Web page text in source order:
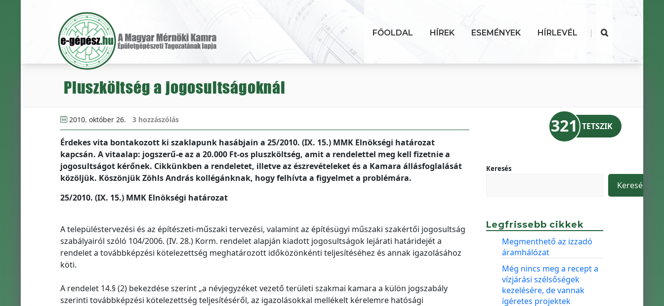
FŐOLDAL HÍREK ESEMÉNYEK HÍRLEVÉL |
Pluszköltség a jogosultságoknál
2010. október 26. 3 hozzászólás
Érdekes vita bontakozott ki szaklapunk hasábjain a 25/2010. (IX. 15.) MMK Elnökségi határozat
kapcsán. A vitaalap: jogszerű-e az a 20.000 Ft-os pluszköltség, amit a rendelettel meg kell fizetnie a
jogosultságot kérőnek. Cikkünkben a rendeletet, illetve az észrevételeket és a Kamara állásfoglalását
közöljük. Köszönjük Zöhls András kollégánknak, hogy felhívta a figyelmet a problémára.
25/2010. (IX. 15.) MMK Elnökségi határozat
A településtervezési és az építészeti-műszaki tervezési, valamint az építésügyi műszaki szakértői jogosultság
szabályairól szóló 104/2006. (IV. 28.) Korm. rendelet alapján kiadott jogosultságok lejárati határidejét a
rendelet a továbbképzési kötelezettség meghatározott időközönkénti teljesítéséhez és annak igazolásához
köti.
A rendelet 14.§ (2) bekezdése szerint „a névjegyzéket vezető területi szakmai kamara a külön jogszabály
szerinti továbbképzési kötelezettség teljesítéséről, az igazolásokkal mellékelt kérelemre hatósági
321 TETSZIK
Keresés
Keresés
Legfrissebb cikkek
Megmenthető az izzadó
áramhálózat
Még nincs meg a recept a
vízjárási szélsőségek
kezelésére, de vannak
ígéretes projektek